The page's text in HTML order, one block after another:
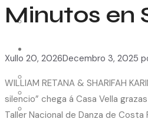
Entidades
Cápsulas
Patrimonio
Arquivo
Minutos en
Xullo 20, 2026Decembro 3, 2025
WILLIAM RETANA & SHARIFAH
silencio” chega á Casa Vella
Taller Nacional de Danza de